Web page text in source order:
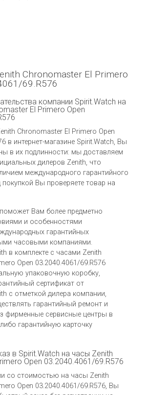
Chronomaster El Primero
69.R576
компании Spirit.Watch на
El Primero Open
Chronomaster El Primero Open
в интернет-магазине Spirit.Watch, Вы
в их подлинности: мы доставляем
дилеров Zenith, что
международного гарантийного
покупкой Вы проверяете товар на
поможет Вам более предметно
и особенностями
гарантийных
часовыми компаниями.
в комплекте с часами Zenith
Open 03.2040.4061/69.R576
упаковочную коробку,
сертификат от
c отметкой дилера компании,
гарантийный ремонт и
фирменные сервисные центры в
гарантийную карточку
в Spirit.Watch на часы Zenith
Open 03.2040.4061/69.R576
со стоимостью на часы Zenith
Open 03.2040.4061/69.R576, Вы